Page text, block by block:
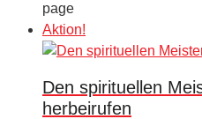
page
Aktion!
Den spirituellen
herbeirufen